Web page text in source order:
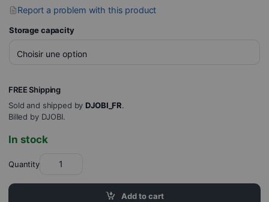
Report a problem with this product
Storage capacity
FREE Shipping
Sold and shipped byDJOBI_FR.
Billed by DJOBI.
In stock
Quantity
Add to cart